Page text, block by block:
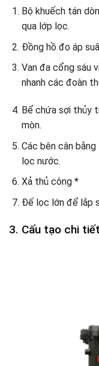
Bộ khuếch tán
qua lớp lọc.
Đồng hồ đo áp
Van đa cổng sáu
nhanh các đoàn
Bể chứa sợi thủy
mòn.
Các bên cân
lọc nước.
Xả thủ công *
Đế lọc lớn để lắp
3. Cấu tạo chi